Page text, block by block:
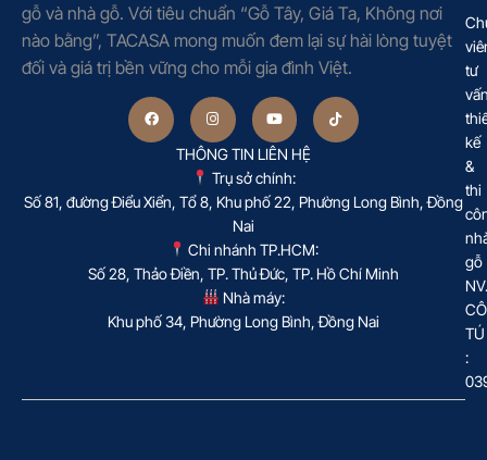
gỗ và nhà gỗ. Với tiêu chuẩn “Gỗ Tây, Giá Ta, Không nơi
nào bằng”, TACASA mong muốn đem lại sự hài lòng tuyệt
đối và giá trị bền vững cho mỗi gia đình Việt.
THÔNG TIN LIÊN HỆ
Trụ sở chính:
Số 81, đường Điểu Xiển, Tổ 8, Khu phố 22, Phường Long Bình, Đồng
Nai
Chi nhánh TP.HCM:
Số 28, Thảo Điền, TP. Thủ Đức, TP. Hồ Chí Minh
Nhà máy:
Khu phố 34, Phường Long Bình, Đồng Nai
tư
kế
&
thi
gỗ
NV.
TÚ
: